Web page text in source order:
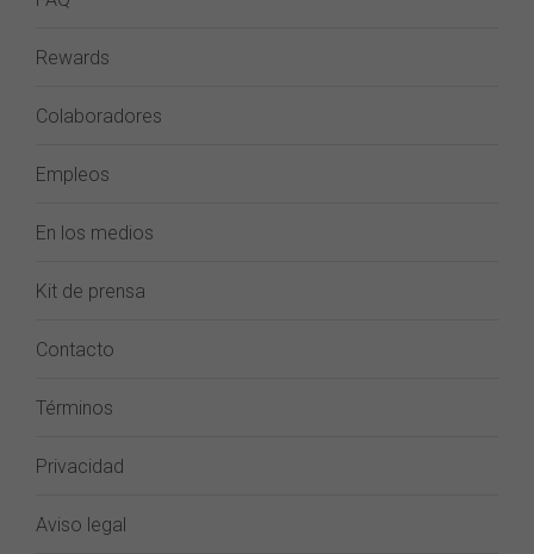
Rewards
Colaboradores
Empleos
En los medios
Kit de prensa
Contacto
Términos
Privacidad
Aviso legal